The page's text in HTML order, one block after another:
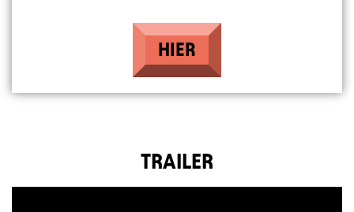
HIER
TRAILER